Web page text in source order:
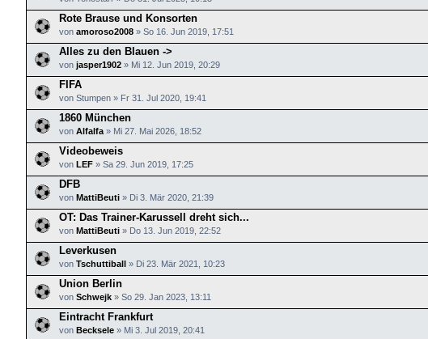
Rote Brause und Konsorten
von amoroso2008 » So 16. Jun 2019, 17:51
Alles zu den Blauen ->
von jasper1902 » Mi 12. Jun 2019, 20:29
FIFA
von Stumpen » Fr 31. Jul 2020, 19:41
1860 München
von Alfalfa » Mi 27. Mai 2026, 18:52
Videobeweis
von LEF » Sa 29. Jun 2019, 17:25
DFB
von MattiBeuti » Di 3. Mär 2020, 21:39
OT: Das Trainer-Karussell dreht sich...
von MattiBeuti » Do 13. Jun 2019, 22:52
Leverkusen
von Tschuttiball » Di 23. Mär 2021, 10:23
Union Berlin
von Schwejk » So 29. Jan 2023, 13:11
Eintracht Frankfurt
von Becksele » Mi 3. Jul 2019, 20:41